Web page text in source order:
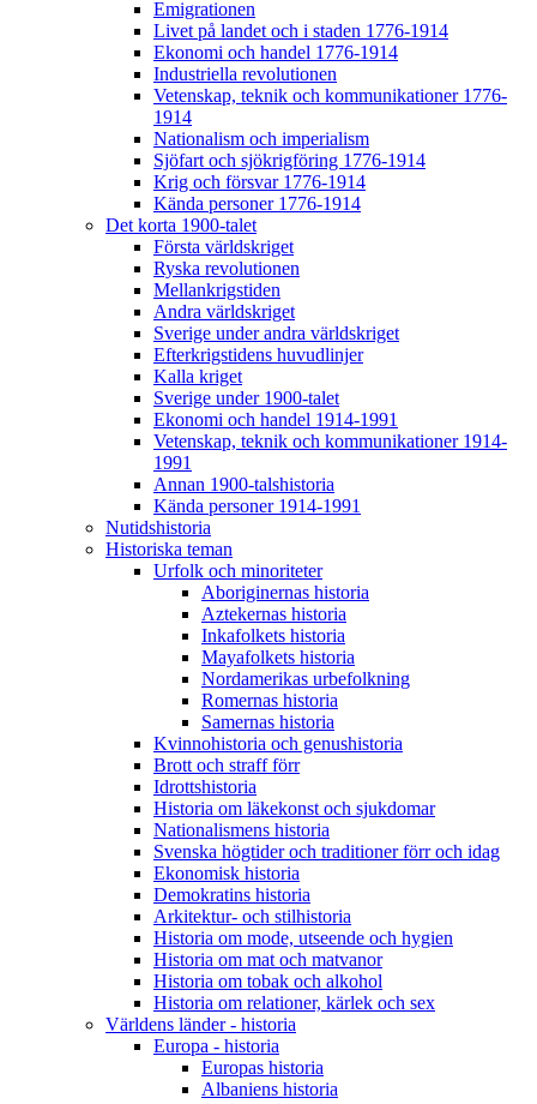
Emigrationen
Livet på landet och i staden 1776-1914
Ekonomi och handel 1776-1914
Industriella revolutionen
Vetenskap, teknik och kommunikationer 1776-
1914
Nationalism och imperialism
Sjöfart och sjökrigföring 1776-1914
Krig och försvar 1776-1914
Kända personer 1776-1914
Det korta 1900-talet
Första världskriget
Ryska revolutionen
Mellankrigstiden
Andra världskriget
Sverige under andra världskriget
Efterkrigstidens huvudlinjer
Kalla kriget
Sverige under 1900-talet
Ekonomi och handel 1914-1991
Vetenskap, teknik och kommunikationer 1914-
1991
Annan 1900-talshistoria
Kända personer 1914-1991
Nutidshistoria
Historiska teman
Urfolk och minoriteter
Aboriginernas historia
Aztekernas historia
Inkafolkets historia
Mayafolkets historia
Nordamerikas urbefolkning
Romernas historia
Samernas historia
Kvinnohistoria och genushistoria
Brott och straff förr
Idrottshistoria
Historia om läkekonst och sjukdomar
Nationalismens historia
Svenska högtider och traditioner förr och idag
Ekonomisk historia
Demokratins historia
Arkitektur- och stilhistoria
Historia om mode, utseende och hygien
Historia om mat och matvanor
Historia om tobak och alkohol
Historia om relationer, kärlek och sex
Världens länder - historia
Europa - historia
Europas historia
Albaniens historia